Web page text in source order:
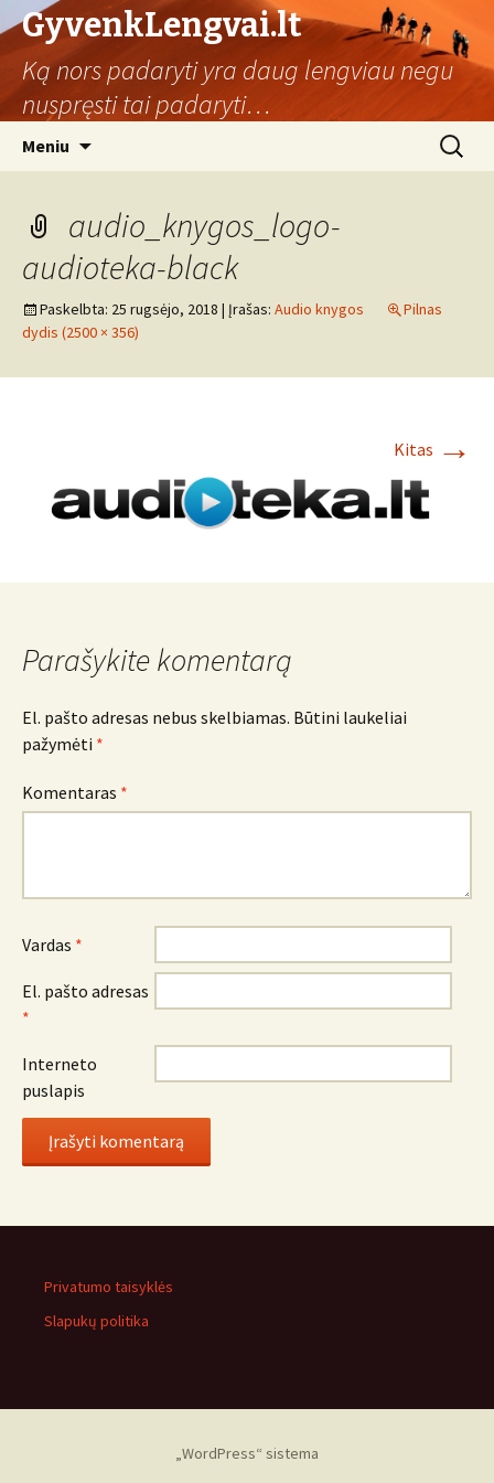
GyvenkLengvai.lt
Ką nors padaryti yra daug lengviau negu
nuspręsti tai padaryti…
Meniu Ieškoti:
audio_knygos_logo-
audioteka-black
Paskelbta: 25 rugsėjo, 2018 | Įrašas: Audio knygos
Pilnas
dydis (2500 × 356)
Kitas →
Parašykite komentarą
El. pašto adresas nebus skelbiamas. Būtini laukeliai
pažymėti *
Komentaras *
Vardas *
El. pašto adresas
*
Interneto
puslapis
Privatumo taisyklės
Slapukų politika
„WordPress“ sistema